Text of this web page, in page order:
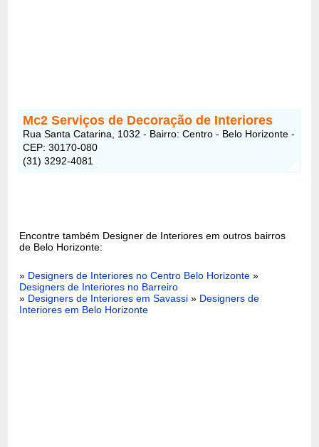
Mc2 Serviços de Decoração de Interiores
Rua Santa Catarina, 1032 - Bairro: Centro - Belo Horizonte -
CEP: 30170-080
(31) 3292-4081
Encontre também Designer de Interiores em outros bairros
de Belo Horizonte:
» Designers de Interiores no Centro Belo Horizonte »
Designers de Interiores no Barreiro
» Designers de Interiores em Savassi » Designers de
Interiores em Belo Horizonte